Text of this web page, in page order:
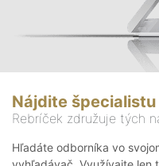
Nájdite špecialistu
Rebríček združuje tých
Hľadáte odborníka vo